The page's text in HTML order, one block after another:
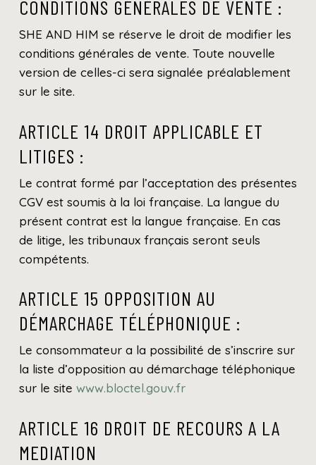
CONDITIONS GÉNÉRALES DE VENTE :
SHE AND HIM se réserve le droit de modifier les
conditions générales de vente. Toute nouvelle
version de celles-ci sera signalée préalablement
sur le site.
ARTICLE 14 DROIT APPLICABLE ET
LITIGES :
Le contrat formé par l’acceptation des présentes
CGV est soumis à la loi française. La langue du
présent contrat est la langue française. En cas
de litige, les tribunaux français seront seuls
compétents.
ARTICLE 15 OPPOSITION AU
DÉMARCHAGE TÉLÉPHONIQUE :
Le consommateur a la possibilité de s’inscrire sur
la liste d’opposition au démarchage téléphonique
sur le site www.bloctel.gouv.fr
ARTICLE 16 DROIT DE RECOURS A LA
MEDIATION